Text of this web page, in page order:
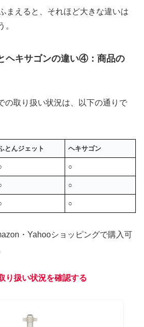
まえると、それほど大きな違いは
。
ヘキサゴンの違い④：商品の
の取り扱い状況は、以下の通りで
とんジェット ヘキサゴン
○
○
○
・Yahooショッピングで購入可
り扱い状況を確認する